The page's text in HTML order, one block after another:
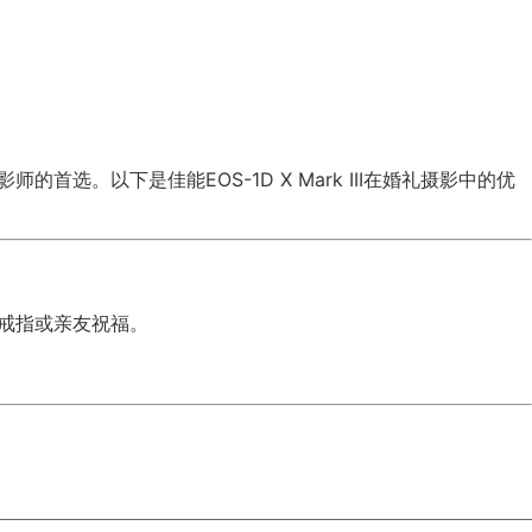
的首选。以下是佳能EOS-1D X Mark III在婚礼摄影中的优
或亲友祝福。